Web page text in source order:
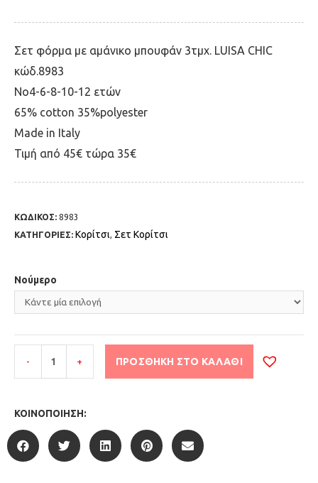
Σετ φόρμα με αμάνικο μπουφάν 3τμχ. LUISA CHIC
κώδ.8983
Νο4-6-8-10-12 ετών
65% cotton 35%polyester
Made in Italy
Τιμή από 45€ τώρα 35€
ΚΩΔΙΚΟΣ: 8983
ΚΑΤΗΓΟΡΙΕΣ: Κορίτσι, Σετ Κορίτσι
Νούμερο
- + ΠΡΟΣΘΉΚΗ ΣΤΟ ΚΑΛΆΘΙ
ΚΟΙΝΟΠΟΊΗΣΗ: